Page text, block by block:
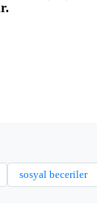
sosyal beceriler